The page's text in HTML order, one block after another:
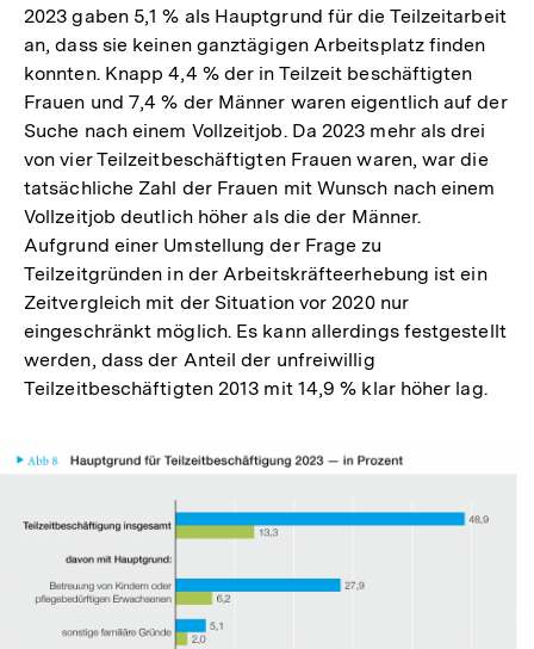
2023 gaben 5,1 % als Hauptgrund für die Teilzeitarbeit
an, dass sie keinen ganztägigen Arbeitsplatz finden
konnten. Knapp 4,4 % der in Teilzeit beschäftigten
Frauen und 7,4 % der Männer waren eigentlich auf der
Suche nach einem Vollzeitjob. Da 2023 mehr als drei
von vier Teilzeitbeschäftigten Frauen waren, war die
tatsächliche Zahl der Frauen mit Wunsch nach einem
Vollzeitjob deutlich höher als die der Männer.
Aufgrund einer Umstellung der Frage zu
Teilzeitgründen in der Arbeitskräfteerhebung ist ein
Zeitvergleich mit der Situation vor 2020 nur
eingeschränkt möglich. Es kann allerdings festgestellt
werden, dass der Anteil der unfreiwillig
Teilzeitbeschäftigten 2013 mit 14,9 % klar höher lag.